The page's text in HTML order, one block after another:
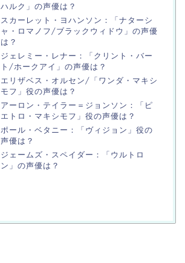
ハルク」の声優は？
スカーレット・ヨハンソン：「ナターシ
ャ・ロマノフ/ブラックウィドウ」の声優
は？
ジェレミー・レナー：「クリント・バー
ト/ホークアイ」の声優は？
エリザベス・オルセン/「ワンダ・マキシ
モフ」役の声優は？
アーロン・テイラー＝ジョンソン：「ピ
エトロ・マキシモフ」役の声優は？
ポール・ベタニー：「ヴィジョン」役の
声優は？
ジェームズ・スペイダー：「ウルトロ
ン」の声優は？